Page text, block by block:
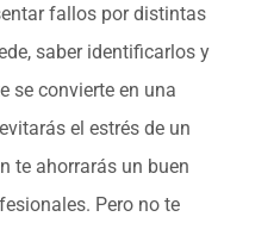
fallos por distintas
saber identificarlos y
se convierte en una
el estrés de un
te ahorrarás un buen
Pero no te